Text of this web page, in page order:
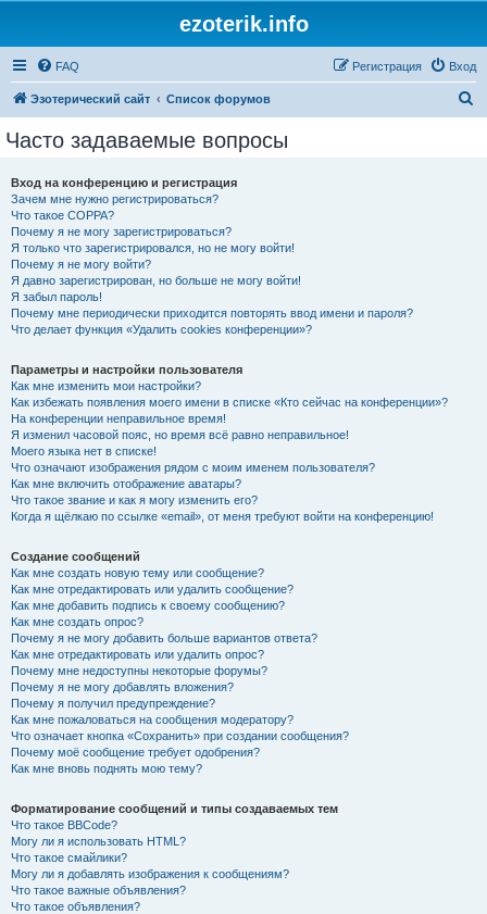
ezoterik.info
FAQ Вход
Регистрация
Эзотерический сайт Список форумов
Часто задаваемые вопросы
Вход на конференцию и регистрация
Зачем мне нужно регистрироваться?
Что такое COPPA?
Почему я не могу зарегистрироваться?
Я только что зарегистрировался, но не могу войти!
Почему я не могу войти?
Я давно зарегистрирован, но больше не могу войти!
Я забыл пароль!
Почему мне периодически приходится повторять ввод имени и пароля?
Что делает функция «Удалить cookies конференции»?
Параметры и настройки пользователя
Как мне изменить мои настройки?
Как избежать появления моего имени в списке «Кто сейчас на конференции»?
На конференции неправильное время!
Я изменил часовой пояс, но время всё равно неправильное!
Моего языка нет в списке!
Что означают изображения рядом с моим именем пользователя?
Как мне включить отображение аватары?
Что такое звание и как я могу изменить его?
Когда я щёлкаю по ссылке «email», от меня требуют войти на конференцию!
Создание сообщений
Как мне создать новую тему или сообщение?
Как мне отредактировать или удалить сообщение?
Как мне добавить подпись к своему сообщению?
Как мне создать опрос?
Почему я не могу добавить больше вариантов ответа?
Как мне отредактировать или удалить опрос?
Почему мне недоступны некоторые форумы?
Почему я не могу добавлять вложения?
Почему я получил предупреждение?
Как мне пожаловаться на сообщения модератору?
Что означает кнопка «Сохранить» при создании сообщения?
Почему моё сообщение требует одобрения?
Как мне вновь поднять мою тему?
Форматирование сообщений и типы создаваемых тем
Что такое BBCode?
Могу ли я использовать HTML?
Что такое смайлики?
Могу ли я добавлять изображения к сообщениям?
Что такое важные объявления?
Что такое объявления?